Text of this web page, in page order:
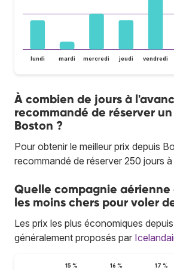
lundi mardi mercredi jeudi vendredi
À combien de jours à
recommandé de réserver
Boston ?
Pour obtenir le meilleur prix depuis
recommandé de réserver 250 jours
Quelle compagnie aérienne
les moins chers pour voler
Les prix les plus économiques
généralement proposés par
15 % 16 % 17 %